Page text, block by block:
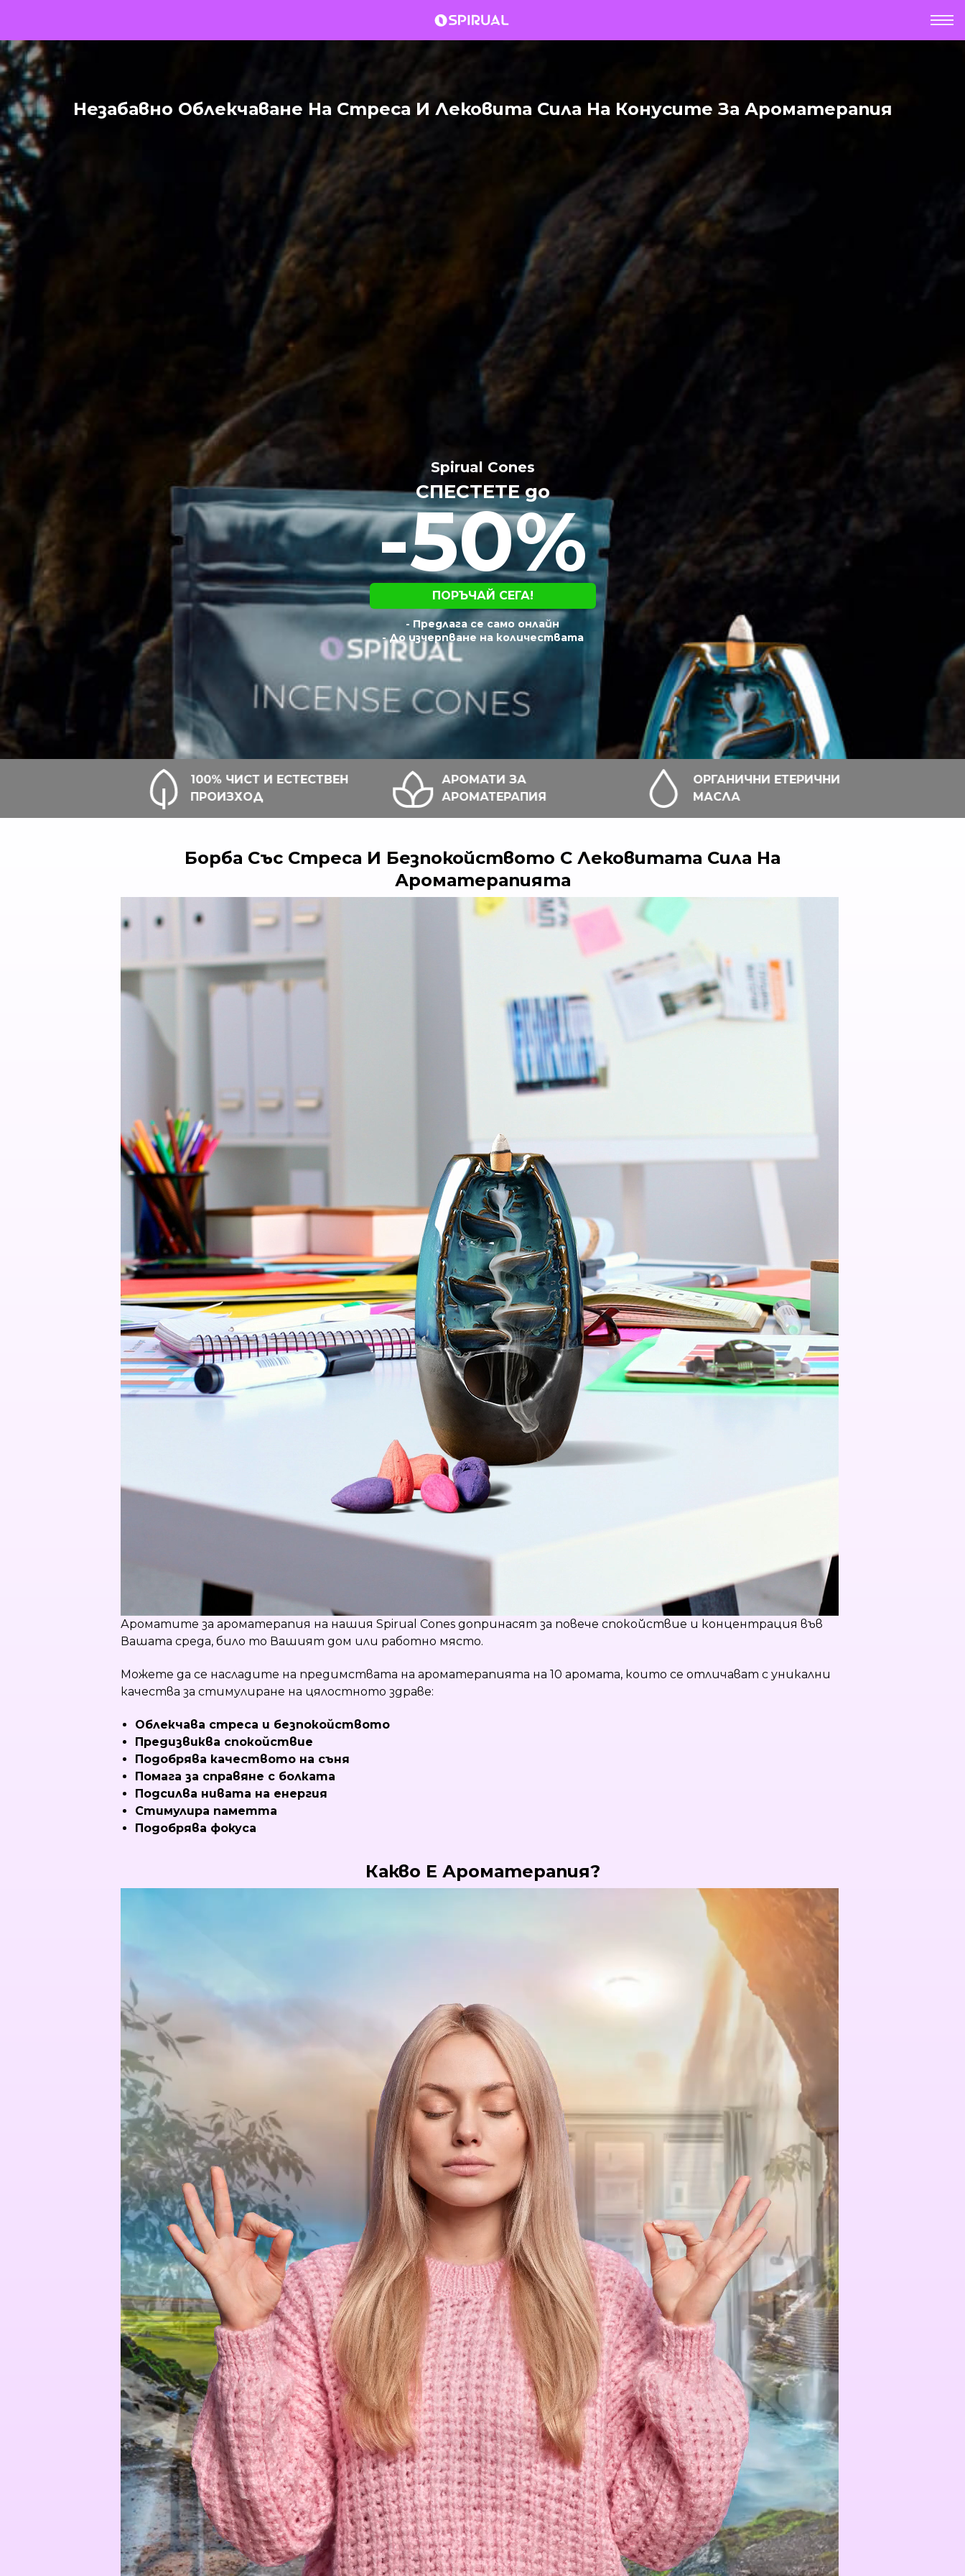
Spirual Cones
СПЕСТЕТЕ до
-50%
ПОРЪЧАЙ СЕГА!
- Предлага се само онлайн
- До изчерпване на количествата
Незабавно Облекчаване На Стреса И Лековита Сила На Конусите За Ароматерапия
100% ЧИСТ И ЕСТЕСТВЕН
АРОМАТИ ЗА
АРОМАТЕРАПИЯ
ОРГАНИЧНИ ЕТЕРИЧНИ
100% ЧИСТ И
Борба Със Стреса И Безпокойството С Лековитата Сила На
Ароматерапията
Ароматите за ароматерапия на нашия Spirual Cones допринасят за повече спокойствие и концентрация във
Вашата среда, било то Вашият дом или работно място.
Можете да се насладите на предимствата на ароматерапията на 10 аромата, които се отличават с уникални
качества за стимулиране на цялостното здраве:
Облекчава стреса и безпокойството
Предизвиква спокойствие
Подобрява качеството на съня
Помага за справяне с болката
Подсилва нивата на енергия
Стимулира паметта
Подобрява фокуса
Какво Е Ароматерапия?